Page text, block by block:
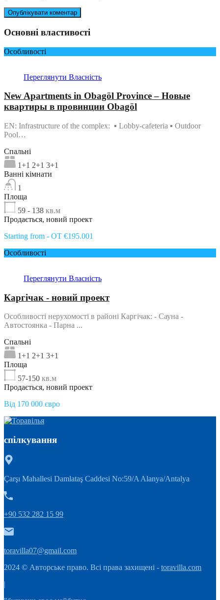
Основні властивості
Особливості
Переглянути Власність
New Apartments in Obagöl Province – Новые
квартиры в провинции Obagöl
EN: Infrastructure of the complex: ▪ Lobby-cafeteria ▪ Outdoor
Pool…
Спальні
1+1 2+1 3+1
Ванні кімнати
1
Площа
59 - 138 кв.м
Продається, новий проект
Starting from - OT €195.001
Особливості
Переглянути Власність
Каргічак - новий проект
Особливості нерухомості в районі Каргічак: - Сауна -
Автостоянка - Парна ...
Спальні
1+1 2+1 3+1
Площа
57-150 кв.м
Продається, новий проект
Від 170 000 євро
спілкування
Çarşı Mahallesi Damlataş Caddesi No:59/A Alanya/Antalya
+90 532 282 15 99
toravilla07@gmail.com
2024 © Авторське право. Всі права захищені - toravilla.com
|